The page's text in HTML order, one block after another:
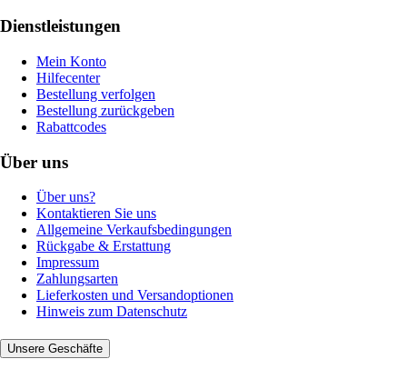
Dienstleistungen
Mein Konto
Hilfecenter
Bestellung verfolgen
Bestellung zurückgeben
Rabattcodes
Über uns
Über uns?
Kontaktieren Sie uns
Allgemeine Verkaufsbedingungen
Rückgabe & Erstattung
Impressum
Zahlungsarten
Lieferkosten und Versandoptionen
Hinweis zum Datenschutz
Unsere Geschäfte